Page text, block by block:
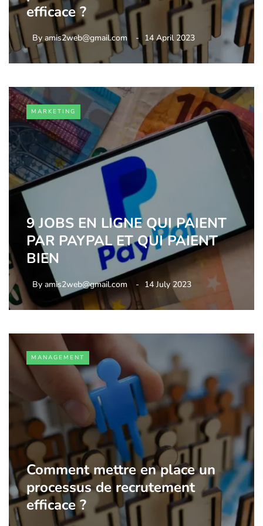
efficace ?
By amis2web@gmail.com 14 April 2023
MARKETING
9 JOBS EN LIGNE QUI PAIENT
PAR PAYPAL ET QUI PAIENT
BIEN
By amis2web@gmail.com 14 July 2023
MANAGEMENT
Comment mettre en place un
processus de recrutement
efficace ?